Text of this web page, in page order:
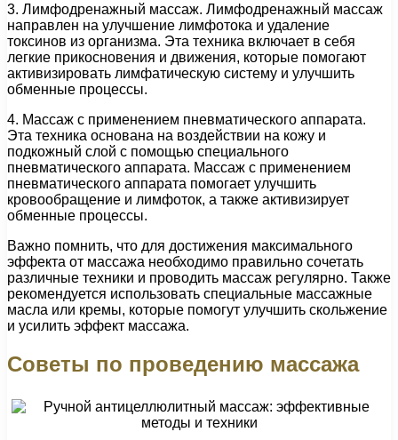
3. Лимфодренажный массаж. Лимфодренажный массаж
направлен на улучшение лимфотока и удаление
токсинов из организма. Эта техника включает в себя
легкие прикосновения и движения, которые помогают
активизировать лимфатическую систему и улучшить
обменные процессы.
4. Массаж с применением пневматического аппарата.
Эта техника основана на воздействии на кожу и
подкожный слой с помощью специального
пневматического аппарата. Массаж с применением
пневматического аппарата помогает улучшить
кровообращение и лимфоток, а также активизирует
обменные процессы.
Важно помнить, что для достижения максимального
эффекта от массажа необходимо правильно сочетать
различные техники и проводить массаж регулярно. Также
рекомендуется использовать специальные массажные
масла или кремы, которые помогут улучшить скольжение
и усилить эффект массажа.
Советы по проведению массажа